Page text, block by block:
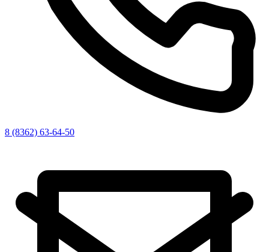
8 (8362) 63-64-50